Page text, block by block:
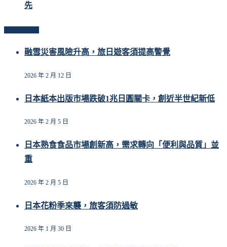
先
融雪災害風險升高，旅日遊客須提高警覺
2026 年 2 月 12 日
日本紙本出版市場跌破1兆日圓關卡，創近半世紀新低
2026 年 2 月 5 日
日本熟食食品市場創新高，需求轉向「便利與品質」並
重
2026 年 2 月 5 日
日本花粉季來襲，旅客須防過敏
2026 年 1 月 30 日